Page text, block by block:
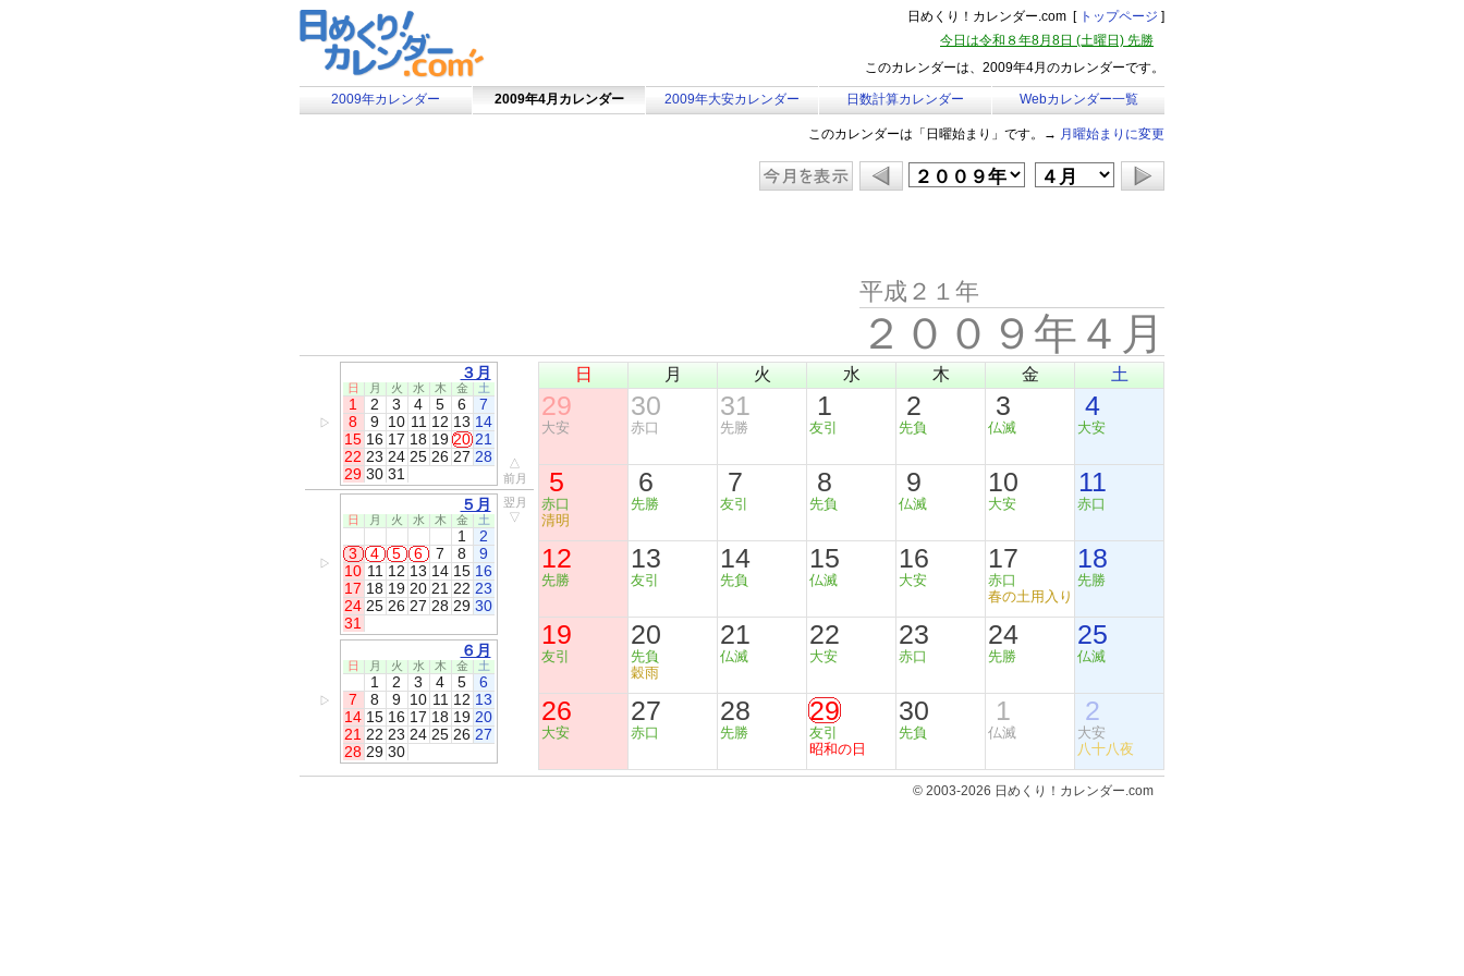
日めくり！カレンダー.com [ トップページ ]
今日は令和８年8月8日 (土曜日) 先勝
このカレンダーは、2009年4月のカレンダーです。
2009年カレンダー 2009年4月カレンダー 2009年大安カレンダー 日数計算カレンダー Webカレンダー一覧
このカレンダーは「日曜始まり」です。→ 月曜始まりに変更
平成２１年
２００９年４月
▷
３月
日 月 火 水 木 金 土
1 2 3 4 5 6
7
8
9 10 11 12 13 14
15 16 17 18 19 20 21
22 23 24 25 26 27 28
29 30 31
△
前月
▷
５月
日 月 火 水 木 金 土
1
2
3
4 5 6 7 8
9
10 11 12 13 14 15 16
17 18 19 20 21 22 23
24 25 26 27 28 29 30
31
翌月
▽
▷
６月
日 月 火 水 木 金 土
1 2 3 4 5
6
7
8 9 10 11 12 13
14 15 16 17 18 19 20
21 22 23 24 25 26 27
28 29 30
日 月 火 水 木 金 土
29
大安
30
赤口
31
先勝
1
友引
2
先負
3
仏滅
4
大安
5
赤口
清明
6
先勝
7
友引
8
先負
9
仏滅
10
大安
11
赤口
12
先勝
13
友引
14
先負
15
仏滅
16
大安
17
赤口
春の土用入り
18
先勝
19
友引
20
先負
穀雨
21
仏滅
22
大安
23
赤口
24
先勝
25
仏滅
26
大安
27
赤口
28
先勝
29
友引
昭和の日
30
先負
1
仏滅
2
大安
八十八夜
© 2003-2026 日めくり！カレンダー.com